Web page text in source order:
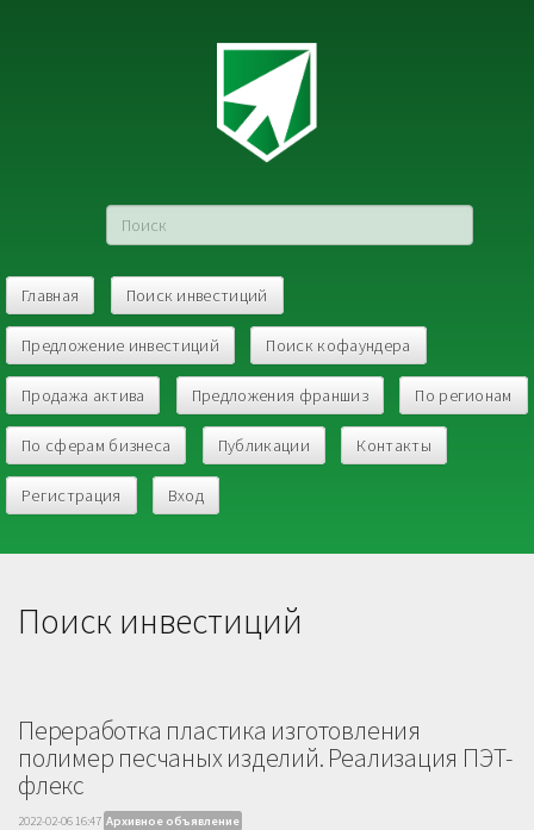
Главная Поиск инвестиций
Предложение инвестиций Поиск кофаундера
Продажа актива Предложения франшиз По регионам
По сферам бизнеса Публикации Контакты
Регистрация Вход
Поиск инвестиций
Переработка пластика изготовления
полимер песчаных изделий. Реализация ПЭТ-
флекс
2022-02-06 16:47 Архивное объявление